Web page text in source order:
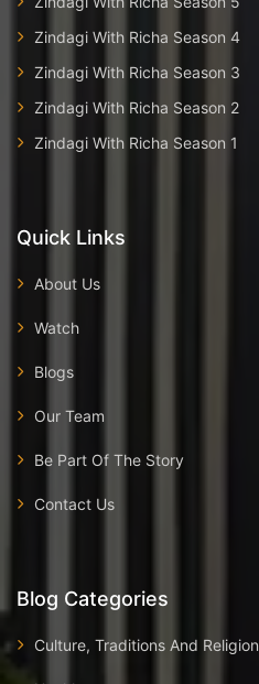
Zindagi With Richa Season 4
Zindagi With Richa Season 3
Zindagi With Richa Season 2
Zindagi With Richa Season 1
Quick Links
About Us
Watch
Blogs
Our Team
Be Part Of The Story
Contact Us
Blog Categories
Culture, Traditions And Religion